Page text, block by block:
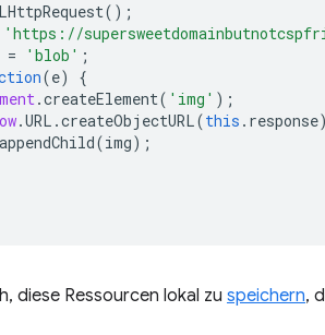
();
'https://
=
'blob' ;
(e)
{
.createElement( 'img' );
.URL .createObjectURL(this . response
appendChild(img);
diese Ressourcen lokal zu speichern,